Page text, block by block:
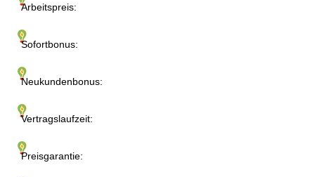
Arbeitspreis:
Sofortbonus:
Neukundenbonus:
Vertragslaufzeit:
Preisgarantie: